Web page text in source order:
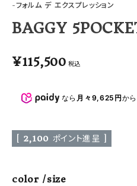
-フォルム デ エクスプレッション
BAGGY
¥115,500 税込
なら 月々9,625円か
2,100 ポイント進呈 ]
color size